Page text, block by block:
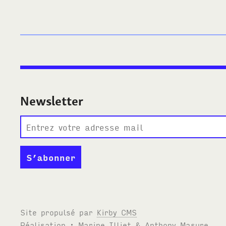
Newsletter
Site propulsé par Kirby CMS